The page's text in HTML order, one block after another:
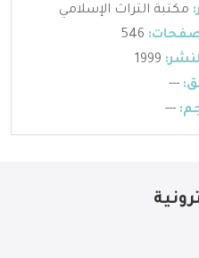
مكتبة التراث الإسلامي
---
---